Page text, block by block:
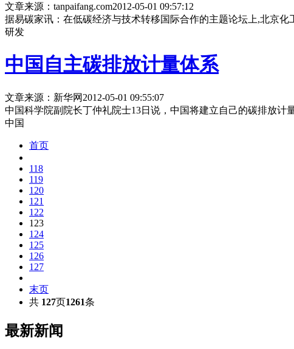
文章来源：tanpaifang.com2012-05-01 09:57:12
据易碳家讯：在低碳经济与技术转移国际合作的主题论坛上,北京
研发
中国自主碳排放计量体系
文章来源：新华网 2012-05-01 09:55:07
中国科学院副院长丁仲礼院士13日说，中国将建立自己的碳排放
中国
首页
118
119
120
121
122
123
124
125
126
127
末页
共 127页1261条
最新新闻